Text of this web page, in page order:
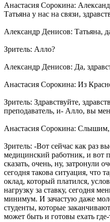
Анастасия Сорокина:
Татьяна у нас на связи,
Александр Денисов: Татьяна,
Зритель: Алло?
Александр Денисов: Да,
Анастасия Сорокина: Из
Зритель: Здравствуйте,
преподаватель, и- Алло, вы
Анастасия Сорокина: Слышим,
Зритель: -Вот сейчас как раз
медицинский работник, и вот
сказать, очень, ну, затронули
сегодня такова ситуация, что
оклад, который платился,
нагрузку за ставку, сегодня
минимум. И зачастую даже
студенты, которые
может быть и готовы ехать